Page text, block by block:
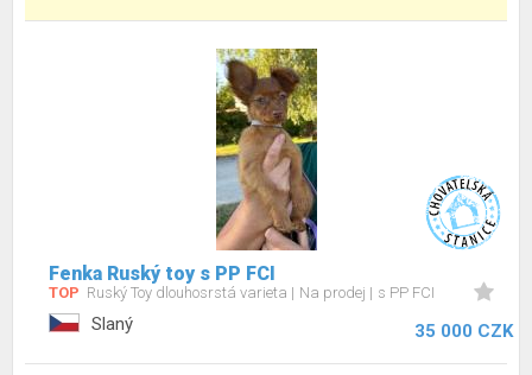
Fenka Ruský toy s PP FCI
TOP Ruský Toy dlouhosrstá varieta Na prodej s PP FCI
Slaný 35 000 CZK